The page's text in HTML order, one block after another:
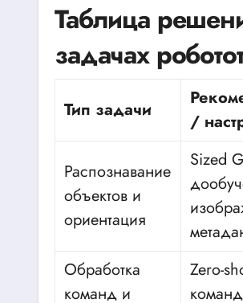
Таблица
задачах
Тип задачи
/
Распознавание
объектов и
ориентация
Sized
Обработка
команд и
Zero-